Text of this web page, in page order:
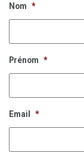
Nom *
Prénom *
Email *